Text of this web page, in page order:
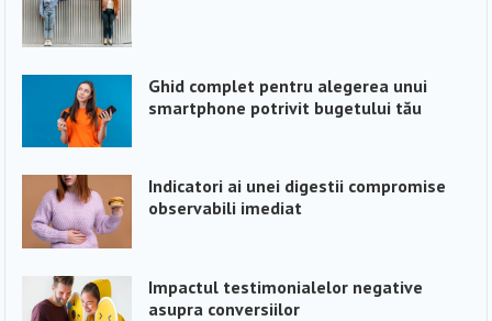
Ghid complet pentru alegerea unui
smartphone potrivit bugetului tău
Indicatori ai unei digestii compromise
observabili imediat
Impactul testimonialelor negative
asupra conversiilor